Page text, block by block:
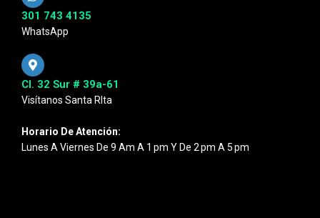
301 743 4135
WhatsApp
Cl. 32 Sur # 39a-61
Visítanos Santa RIta
Horario De Atención:
Lunes A Viernes De 9 Am A 1 Pm Y De 2 Pm A 5 Pm